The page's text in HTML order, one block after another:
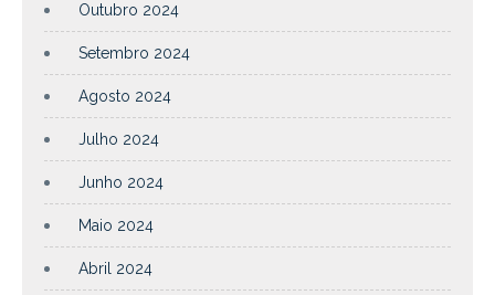
Outubro 2024
Setembro 2024
Agosto 2024
Julho 2024
Junho 2024
Maio 2024
Abril 2024